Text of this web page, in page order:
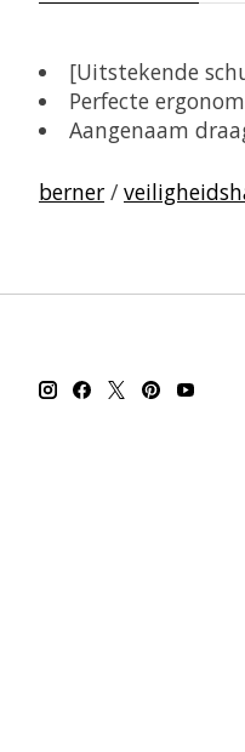
[Uitstekende
Perfecte
Aangenaam
berner /